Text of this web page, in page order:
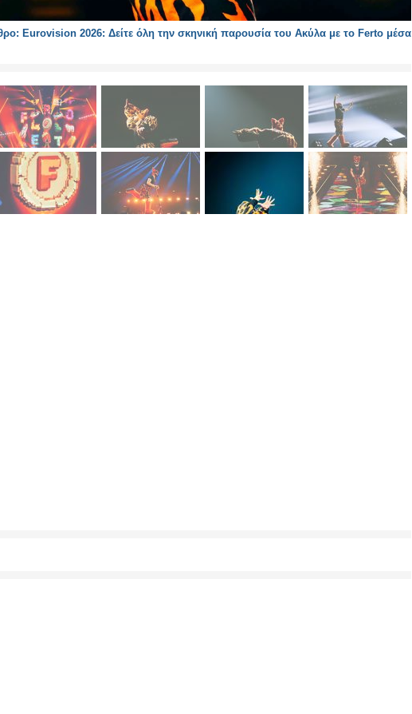
Eurovision 2026: Δείτε όλη την σκηνική παρουσία του Ακύλα με το Ferto μέσα